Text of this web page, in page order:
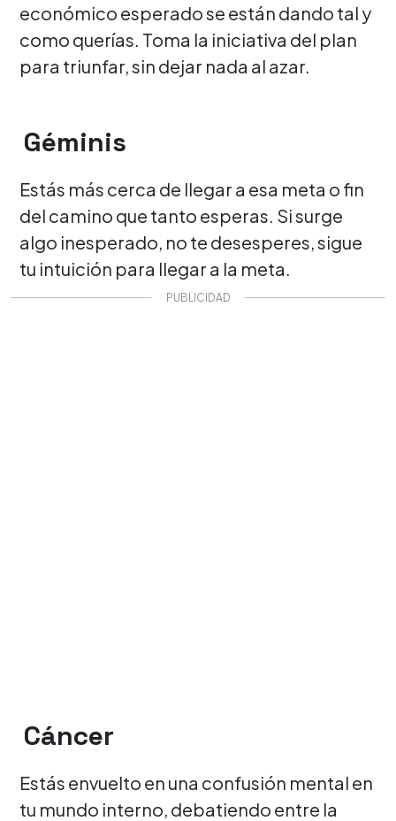
económico esperado se están dando tal y
como querías. Toma la iniciativa del plan
para triunfar, sin dejar nada al azar.
Géminis
Estás más cerca de llegar a esa meta o fin
del camino que tanto esperas. Si surge
algo inesperado, no te desesperes, sigue
tu intuición para llegar a la meta.
Cáncer
Estás envuelto en una confusión mental en
tu mundo interno, debatiendo entre la